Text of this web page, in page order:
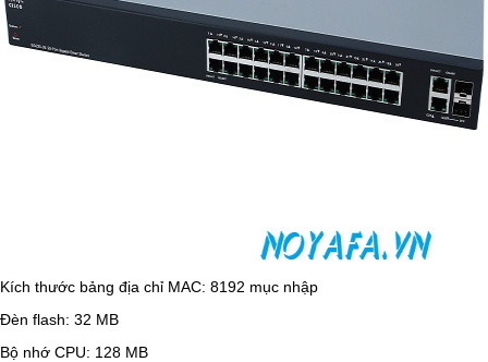
Kích thước bảng địa chỉ MAC: 8192 mục nhập
Đèn flash: 32 MB
Bộ nhớ CPU: 128 MB